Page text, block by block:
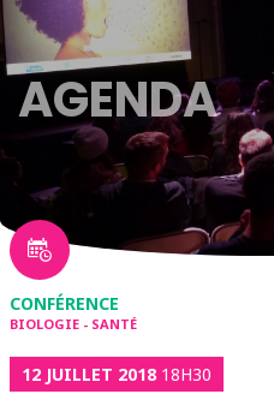
AGENDA
CONFÉRENCE
BIOLOGIE - SANTÉ
12 JUILLET 201818H30